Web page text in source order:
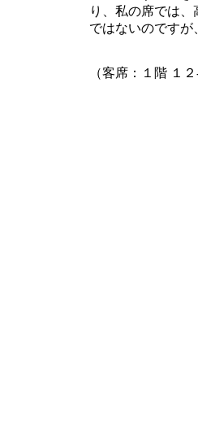
り、私の席では
ではないのです
（客席：１階 １